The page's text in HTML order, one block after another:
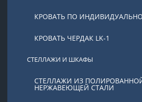
КРОВАТЬ ПО
КРОВАТЬ ЧЕРДАК LK-1
СТЕЛЛАЖИ И ШКАФЫ
СТЕЛЛАЖИ ИЗ
НЕРЖАВЕЮЩЕЙ СТАЛИ